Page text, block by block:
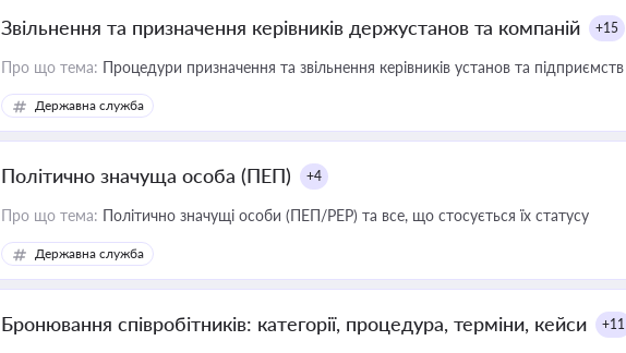
Звільнення та призначення керівників держустанов та компаній +15
Про що тема: Процедури призначення та звільнення керівників установ та підприємств
Державна служба
Політично значуща особа (ПЕП) +4
Про що тема: Політично значущі особи (ПЕП/PEP) та все, що стосується їх статусу
Державна служба
Бронювання співробітників: категорії, процедура, терміни, кейси +11